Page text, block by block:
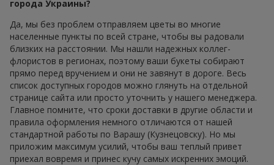
города Украины?
Да, мы без проблем отправляем цветы во многие
населенные пункты по всей стране, чтобы вы радовали
близких на расстоянии. Мы нашли надежных коллег-
флористов в регионах, поэтому ваши букеты собирают
прямо перед вручением и они не завянут в дороге. Весь
список доступных городов можно глянуть на отдельной
странице сайта или просто уточнить у нашего менеджера.
Главное помните, что сроки доставки в другие области и
правила оформления немного отличаются от нашей
стандартной работы по Варашу (Кузнецовску). Но мы
приложим максимум усилий, чтобы ваш теплый привет
приехал вовремя и принес кучу самых искренних эмоций.